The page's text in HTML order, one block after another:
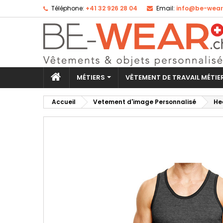
Téléphone: +41 32 926 28 04 Email: info@be-
MÉTIERS VÊTEMENT DE TRAVAIL
Accueil Vetement d'image Personnalisé